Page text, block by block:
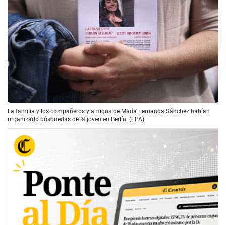
La familia y los compañeros y amigos de María Fernanda Sánchez habían
organizado búsquedas de la joven en Berlín. (EPA).